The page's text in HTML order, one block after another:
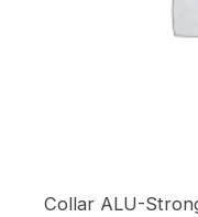
Collar ALU-